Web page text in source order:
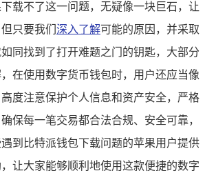
载不了这一问题，无疑像一块巨石，让
只要我们 深入了解可能的原因，并采取
同找到了打开难题之门的钥匙，大部分
在使用数字货币钱包时，用户还应当像
度注意保护个人信息和资产安全，严格
保每一笔交易都合法合规、安全可靠，
到比特派钱包下载问题的苹果用户提供
让大家能够顺利地使用这款便捷的数字